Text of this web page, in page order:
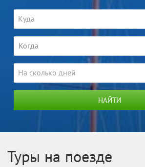
Куда
На сколько дней
НАЙТИ
Туры на поезде